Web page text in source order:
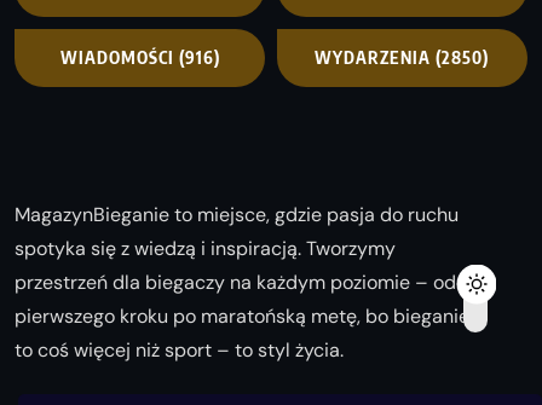
WIADOMOŚCI (916) WYDARZENIA (2850)
MagazynBieganie to miejsce, gdzie pasja do ruchu
spotyka się z wiedzą i inspiracją. Tworzymy
przestrzeń dla biegaczy na każdym poziomie – od
pierwszego kroku po maratońską metę, bo bieganie
to coś więcej niż sport – to styl życia.